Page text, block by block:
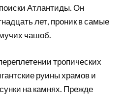
Атлантиды. Он
лет, проник в самые
чашоб.
тропических
руины храмов и
на камнях. Прежде